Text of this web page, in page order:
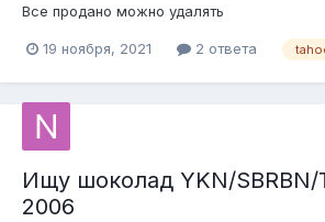
Все продано можно удалять
19 ноября, 2021 2 ответа
Ищу шоколад YKN/SBRBN/
2006